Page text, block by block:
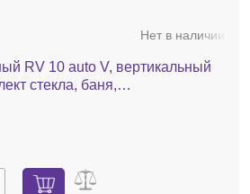
Нет в наличии
RV 10 auto V, вертикальный
стекла, баня,